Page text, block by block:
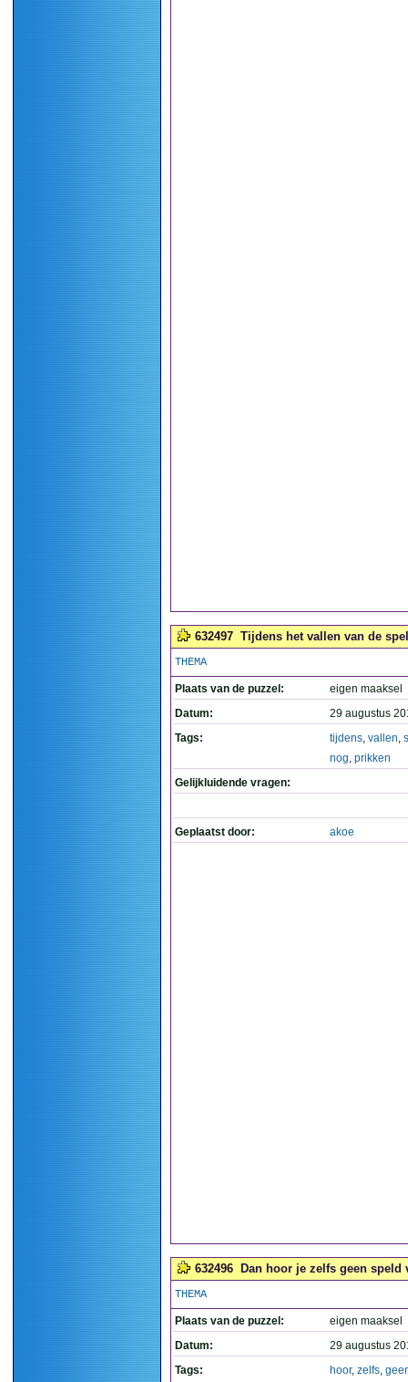
632497 Tijdens het vallen van de
THEMA
Plaats van de puzzel:
eigen maaksel
Datum:
29 augustus
Tags:
tijdens, vallen,
nog, prikken
Gelijkluidende vragen:
Geplaatst door: akoe
632496 Dan hoor je zelfs geen speld
THEMA
Plaats van de puzzel:
eigen maaksel
Datum:
29 augustus
Tags:
hoor, zelfs,